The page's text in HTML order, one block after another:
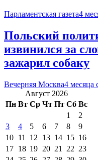
Парламентская газета4
Польский
извинился за
зажарил собаку
Вечерняя Москва4 месяца
Август 2026
Пн Вт Ср Чт Пт Сб Вс
1
2
3
4 5 6 7 8
9
10 11 12 13 14 15 16
17 18 19 20 21 22 23